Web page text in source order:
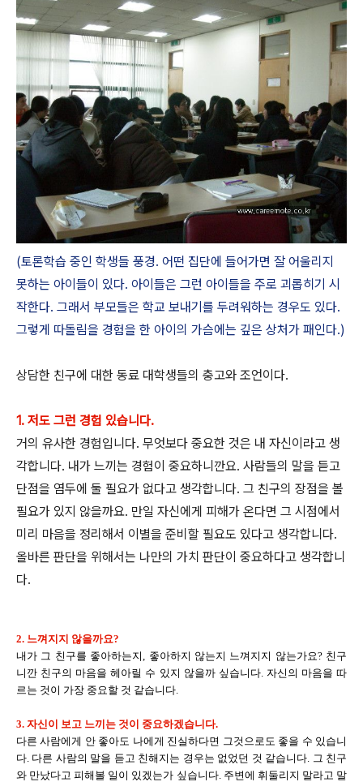
(토론학습 중인 학생들 풍경. 어떤 집단에 들어가면 잘 어울리지
못하는 아이들이 있다. 아이들은 그런 아이들을 주로 괴롭히기 시
작한다. 그래서 부모들은 학교 보내기를 두려워하는 경우도 있다.
그렇게 따돌림을 경험을 한 아이의 가슴에는 깊은 상처가 패인다.)
상담한 친구에 대한 동료 대학생들의 충고와 조언이다.
1. 저도 그런 경험 있습니다.
거의 유사한 경험입니다. 무엇보다 중요한 것은 내 자신이라고 생
각합니다. 내가 느끼는 경험이 중요하니깐요. 사람들의 말을 듣고
단점을 염두에 둘 필요가 없다고 생각합니다. 그 친구의 장점을 볼
필요가 있지 않을까요. 만일 자신에게 피해가 온다면 그 시점에서
미리 마음을 정리해서 이별을 준비할 필요도 있다고 생각합니다.
올바른 판단을 위해서는 나만의 가치 판단이 중요하다고 생각합니
다.
2. 느껴지지 않을까요?
내가 그 친구를 좋아하는지, 좋아하지 않는지 느껴지지 않는가요? 친구
니깐 친구의 마음을 헤아릴 수 있지 않을까 싶습니다. 자신의 마음을 따
르는 것이 가장 중요할 것 같습니다.
3. 자신이 보고 느끼는 것이 중요하겠습니다.
다른 사람에게 안 좋아도 나에게 진실하다면 그것으로도 좋을 수 있습니
다. 다른 사람의 말을 듣고 친해지는 경우는 없었던 것 같습니다. 그 친구
와 만났다고 피해볼 일이 있겠는가 싶습니다. 주변에 휘둘리지 말라고 말